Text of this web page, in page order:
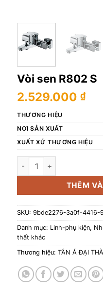
Vòi sen R802 S
2.529.000 ₫
THƯƠNG HIỆU
NƠI SẢN XUẤT
XUẤT XỨ THƯƠNG HIỆU
Vòi sen R802 S số lượng
THÊM
SKU: 9bde2276-3a0f-4416-
Danh mục: Linh-phụ kiện,
thất khác
Thương hiệu: TÂN Á ĐẠI